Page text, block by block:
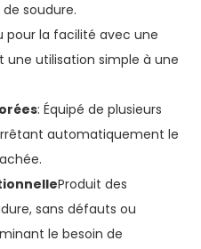
soudure.
pour la facilité avec une
utilisation simple à une
: Équipé de plusieurs
automatiquement le
Produit des
sans défauts ou
le besoin de